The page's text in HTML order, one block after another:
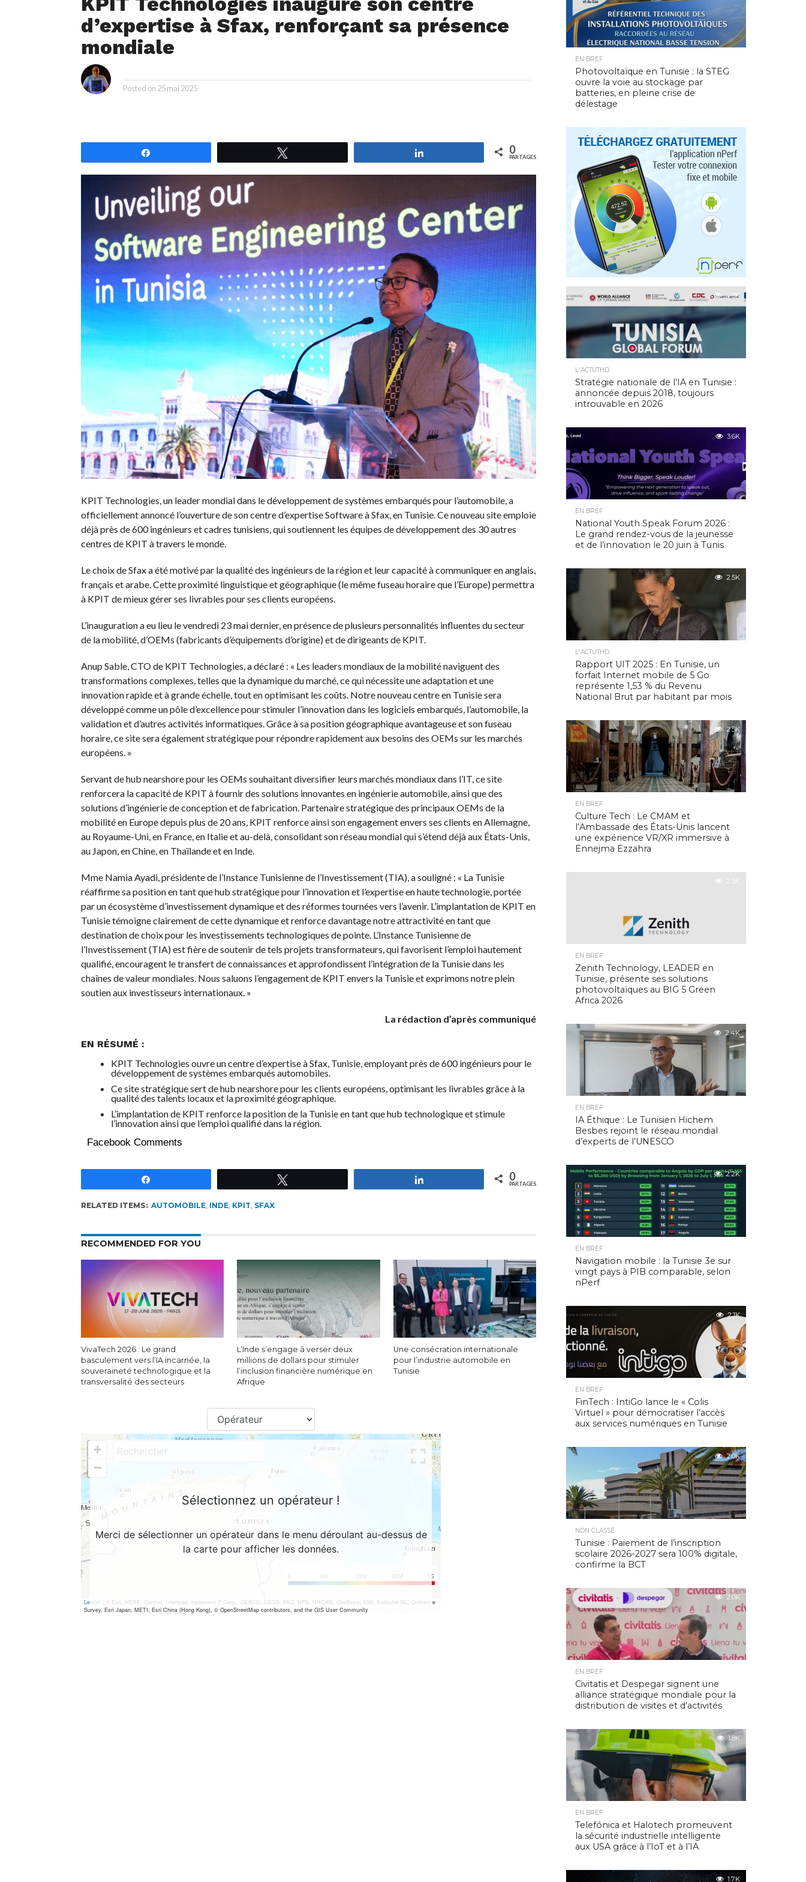
d’expertise à Sfax, renforçant sa présence
mondiale
Posted on 25 mai 2025
0
PARTAGES
KPIT Technologies, un leader mondial dans le développement de systèmes embarqués pour l’automobile, a
officiellement annoncé l’ouverture de son centre d’expertise Software à Sfax, en Tunisie. Ce nouveau site emploie
déjà près de 600 ingénieurs et cadres tunisiens, qui soutiennent les équipes de développement des 30 autres
centres de KPIT à travers le monde.
Le choix de Sfax a été motivé par la qualité des ingénieurs de la région et leur capacité à communiquer en anglais,
français et arabe. Cette proximité linguistique et géographique (le même fuseau horaire que l’Europe) permettra
à KPIT de mieux gérer ses livrables pour ses clients européens.
L’inauguration a eu lieu le vendredi 23 mai dernier, en présence de plusieurs personnalités influentes du secteur
de la mobilité, d’OEMs (fabricants d’équipements d’origine) et de dirigeants de KPIT.
Anup Sable, CTO de KPIT Technologies, a déclaré : « Les leaders mondiaux de la mobilité naviguent des
transformations complexes, telles que la dynamique du marché, ce qui nécessite une adaptation et une
innovation rapide et à grande échelle, tout en optimisant les coûts. Notre nouveau centre en Tunisie sera
développé comme un pôle d’excellence pour stimuler l’innovation dans les logiciels embarqués, l’automobile, la
validation et d’autres activités informatiques. Grâce à sa position géographique avantageuse et son fuseau
horaire, ce site sera également stratégique pour répondre rapidement aux besoins des OEMs sur les marchés
européens. »
Servant de hub nearshore pour les OEMs souhaitant diversifier leurs marchés mondiaux dans l’IT, ce site
renforcera la capacité de KPIT à fournir des solutions innovantes en ingénierie automobile, ainsi que des
solutions d’ingénierie de conception et de fabrication. Partenaire stratégique des principaux OEMs de la
mobilité en Europe depuis plus de 20 ans, KPIT renforce ainsi son engagement envers ses clients en Allemagne,
au Royaume-Uni, en France, en Italie et au-delà, consolidant son réseau mondial qui s’étend déjà aux États-Unis,
au Japon, en Chine, en Thaïlande et en Inde.
Mme Namia Ayadi, présidente de l’Instance Tunisienne de l’Investissement (TIA), a souligné : « La Tunisie
réaffirme sa position en tant que hub stratégique pour l’innovation et l’expertise en haute technologie, portée
par un écosystème d’investissement dynamique et des réformes tournées vers l’avenir. L’implantation de KPIT en
Tunisie témoigne clairement de cette dynamique et renforce davantage notre attractivité en tant que
destination de choix pour les investissements technologiques de pointe. L’Instance Tunisienne de
l’Investissement (TIA) est fière de soutenir de tels projets transformateurs, qui favorisent l’emploi hautement
qualifié, encouragent le transfert de connaissances et approfondissent l’intégration de la Tunisie dans les
chaînes de valeur mondiales. Nous saluons l’engagement de KPIT envers la Tunisie et exprimons notre plein
soutien aux investisseurs internationaux. »
La rédaction d’après communiqué
EN RÉSUMÉ :
KPIT Technologies ouvre un centre d’expertise à Sfax, Tunisie, employant près de 600 ingénieurs pour le
développement de systèmes embarqués automobiles.
Ce site stratégique sert de hub nearshore pour les clients européens, optimisant les livrables grâce à la
qualité des talents locaux et la proximité géographique.
L’implantation de KPIT renforce la position de la Tunisie en tant que hub technologique et stimule
l’innovation ainsi que l’emploi qualifié dans la région.
Facebook Comments
0
PARTAGES
RELATED ITEMS: AUTOMOBILE, INDE, KPIT SFAX
RECOMMENDED FOR YOU
VivaTech 2026 : Le grand
basculement vers l’IA incarnée, la
souveraineté technologique et la
transversalité des secteurs
L’Inde s’engage à verser deux
millions de dollars pour stimuler
l’inclusion financière numérique en
Afrique
Une consécration internationale
pour l’industrie automobile en
Tunisie
EN BREF
Photovoltaïque en Tunisie : la STEG
ouvre la voie au stockage par
batteries, en pleine crise de
délestage
4.9K
L'ACTUTHD
Stratégie nationale de l’IA en Tunisie :
annoncée depuis 2018, toujours
introuvable en 2026
3.6K
EN BREF
National Youth Speak Forum 2026 :
Le grand rendez-vous de la jeunesse
et de l’innovation le 20 juin à Tunis
2.5K
L'ACTUTHD
Rapport UIT 2025 : En Tunisie, un
forfait Internet mobile de 5 Go
représente 1,53 % du Revenu
National Brut par habitant par mois
2.5K
EN BREF
Culture Tech : Le CMAM et
l’Ambassade des États-Unis lancent
une expérience VR/XR immersive à
Ennejma Ezzahra
2.5K
EN BREF
Zenith Technology, LEADER en
Tunisie, présente ses solutions
photovoltaïques au BIG 5 Green
Africa 2026
2.4K
EN BREF
IA Éthique : Le Tunisien Hichem
Besbes rejoint le réseau mondial
d’experts de l’UNESCO
2.2K
EN BREF
Navigation mobile : la Tunisie 3e sur
vingt pays à PIB comparable, selon
nPerf
2.1K
EN BREF
FinTech : IntiGo lance le « Colis
Virtuel » pour démocratiser l’accès
aux services numériques en Tunisie
2.0K
NON CLASSÉ
Tunisie : Paiement de l’inscription
scolaire 2026-2027 sera 100% digitale,
confirme la BCT
2.0K
EN BREF
Civitatis et Despegar signent une
alliance stratégique mondiale pour la
distribution de visites et d’activités
1.8K
EN BREF
Telefónica et Halotech promeuvent
la sécurité industrielle intelligente
aux USA grâce à l’IoT et à l’IA
1.7K